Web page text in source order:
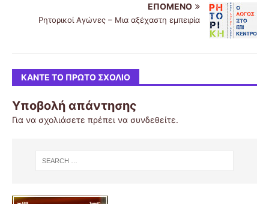
ΕΠΌΜΕΝΟ
Ρητορικοί Αγώνες – Μια αξέχαστη εμπειρία
ΚΆΝΤΕ ΤΟ ΠΡΏΤΟ ΣΧΌΛΙΟ
Υποβολή απάντησης
Για να σχολιάσετε πρέπει να συνδεθείτε.